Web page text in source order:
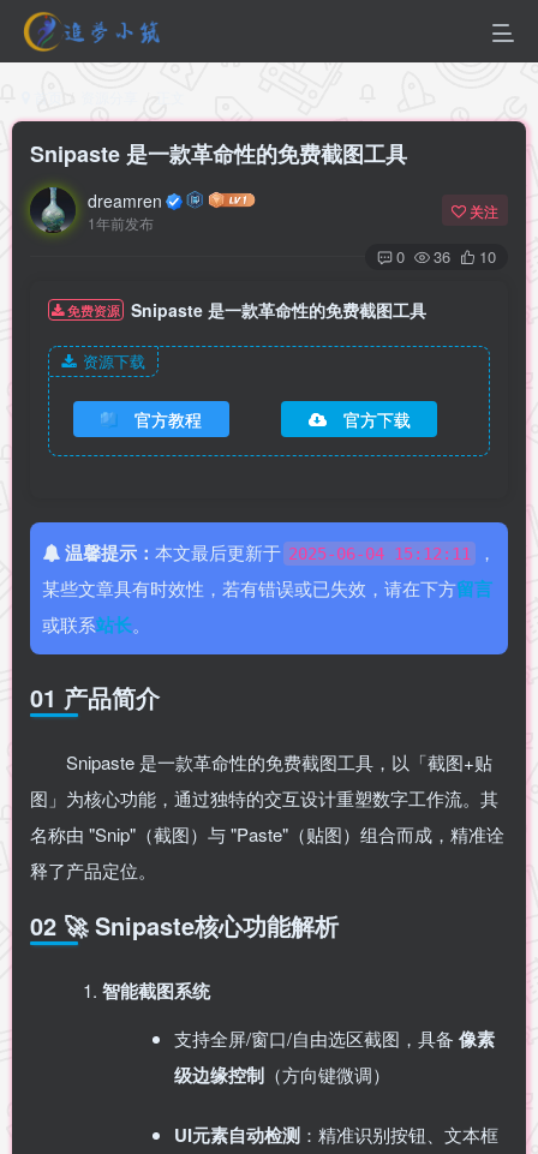
Snipaste 是一款革命性的免费截图工具
dreamren
1年前发布
关注
0 36 10
免费资源 Snipaste 是一款革命性的免费截图工具
资源下载
官方教程 官方下载
温馨提示： 本文最后更新于 2025-06-04 15:12:11
，
某些文章具有时效性，若有错误或已失效，请在下方留言
或联系站长。
01 产品简介
Snipaste 是一款革命性的免费截图工具，以「截图+贴
图」为核心功能，通过独特的交互设计重塑数字工作流。其
名称由 "Snip"（截图）与 "Paste"（贴图）组合而成，精准诠
释了产品定位。
02 🚀 Snipaste核心功能解析
智能截图系统
支持全屏/窗口/自由选区截图，具备 ​ 像素
级边缘控制 ​（方向键微调）
UI元素自动检测 ​：精准识别按钮、文本框